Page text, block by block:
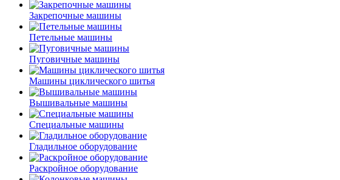
Закрепочные машины
Петельные машины
Пуговичные машины
Машины циклического шитья
Вышивальные машины
Специальные машины
Гладильное оборудование
Раскройное оборудование